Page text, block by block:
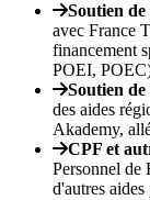
Soutien
avec France
financement
POEI,
Soutien
des aides
Akademy,
CPF et
Personnel de
d'autres